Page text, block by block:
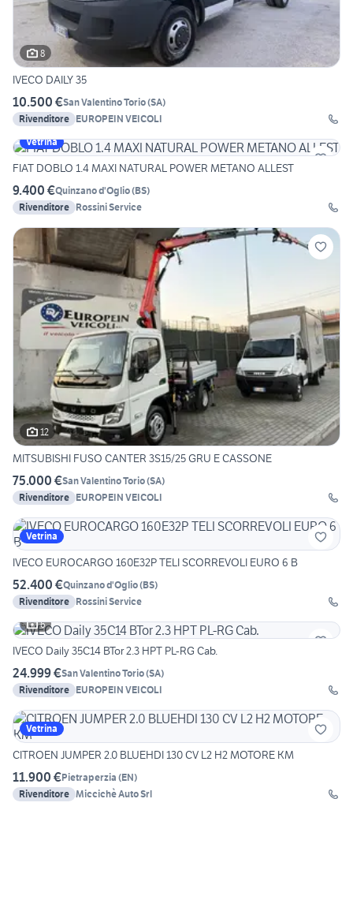
8
IVECO DAILY 35
10.500 €San Valentino Torio(SA)
Rivenditore EUROPEIN VEICOLI
Vetrina
FIAT DOBLO 1.4 MAXI NATURAL POWER METANO ALLEST
9.400 €Quinzano d'Oglio(BS)
Rivenditore Rossini Service
12
MITSUBISHI FUSO CANTER 3S15/25 GRU E CASSONE
75.000 €San Valentino Torio(SA)
Rivenditore EUROPEIN VEICOLI
Vetrina
IVECO EUROCARGO 160E32P TELI SCORREVOLI EURO 6 B
52.400 €Quinzano d'Oglio(BS)
Rivenditore Rossini Service
6
IVECO Daily 35C14 BTor 2.3 HPT PL-RG Cab.
24.999 €San Valentino Torio(SA)
Rivenditore EUROPEIN VEICOLI
Vetrina
CITROEN JUMPER 2.0 BLUEHDI 130 CV L2 H2 MOTORE KM
11.900 €Pietraperzia (EN)
Rivenditore Miccichè Auto Srl